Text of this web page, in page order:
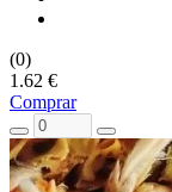
(0)
1.62 €
Comprar